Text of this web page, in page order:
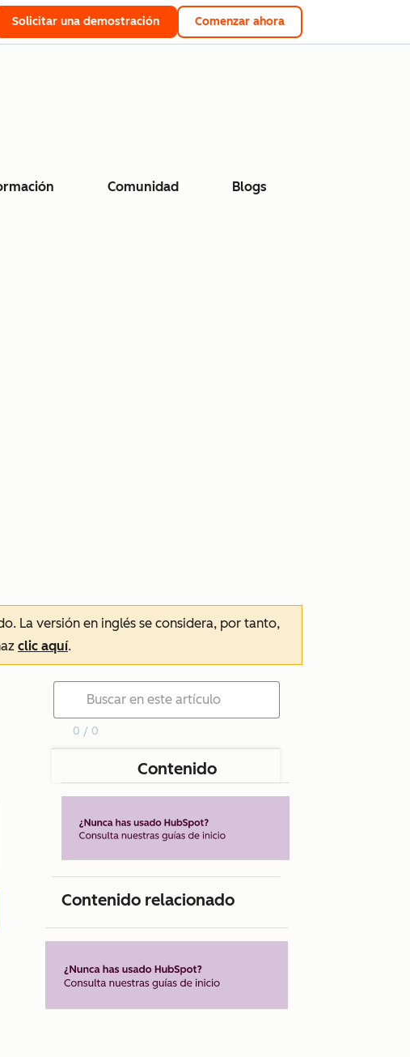
Solicitar una demostración Comenzar ahora
Comunidad Blogs
La versión en inglés se considera, por tanto,
clic aquí.
0 / 0
Contenido
Contenido relacionado